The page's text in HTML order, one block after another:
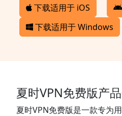
下载适用于 iOS
下载适用于 Windows
夏时VPN免费版产
夏时VPN免费版是一款专为